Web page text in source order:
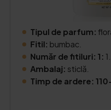
Tipul de parfum:
Fitil: bumbac.
Număr de fitiluri: 1: 1.
Ambalaj: sticlă.
Timp de ardere: